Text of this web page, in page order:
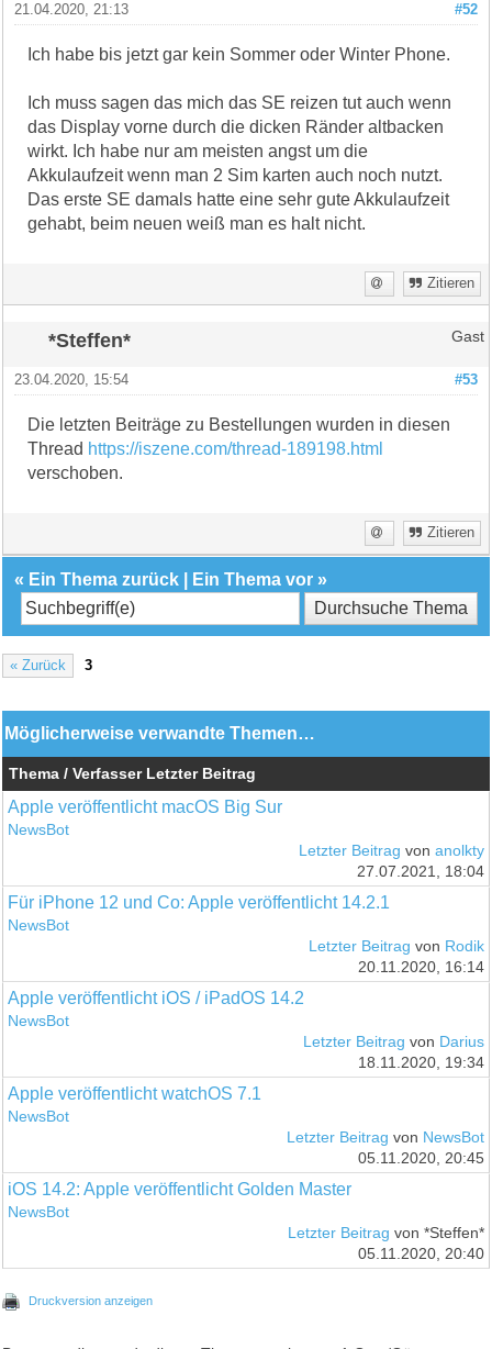
#52
21.04.2020, 21:13
Ich habe bis jetzt gar kein Sommer oder Winter Phone.
Ich muss sagen das mich das SE reizen tut auch wenn
das Display vorne durch die dicken Ränder altbacken
wirkt. Ich habe nur am meisten angst um die
Akkulaufzeit wenn man 2 Sim karten auch noch nutzt.
Das erste SE damals hatte eine sehr gute Akkulaufzeit
gehabt, beim neuen weiß man es halt nicht.
Zitieren
*Steffen* Gast
#53
23.04.2020, 15:54
Die letzten Beiträge zu Bestellungen wurden in diesen
Thread https://iszene.com/thread-189198.html
verschoben.
Zitieren
« Ein Thema zurück Ein Thema vor »
« Zurück 3
Möglicherweise verwandte Themen…
Thema / Verfasser Letzter Beitrag
Apple veröffentlicht macOS Big Sur
NewsBot
Letzter Beitrag von anolkty
27.07.2021, 18:04
Für iPhone 12 und Co: Apple veröffentlicht 14.2.1
NewsBot
Letzter Beitrag von Rodik
20.11.2020, 16:14
Apple veröffentlicht iOS / iPadOS 14.2
NewsBot
Letzter Beitrag von Darius
18.11.2020, 19:34
Apple veröffentlicht watchOS 7.1
NewsBot
Letzter Beitrag von NewsBot
05.11.2020, 20:45
iOS 14.2: Apple veröffentlicht Golden Master
NewsBot
Letzter Beitrag von *Steffen*
05.11.2020, 20:40
Druckversion anzeigen